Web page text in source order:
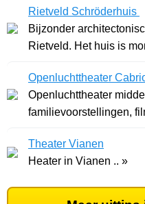
Rietveld Schröderhuis
Bijzonder
Rietveld. Het huis is
Openluchttheater
Openluchttheater
familievoorstellingen,
Theater Vianen
Heater in Vianen .. »